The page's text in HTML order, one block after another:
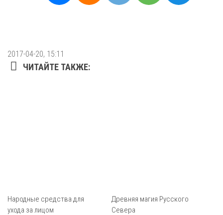
2017-04-20, 15:11
ЧИТАЙТЕ ТАКЖЕ:
Народные средства для
ухода за лицом
Древняя магия Русского
Севера